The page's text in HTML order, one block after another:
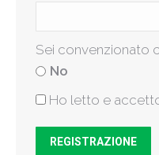
Sei convenzionato
No
Ho letto e
REGISTRAZIONE